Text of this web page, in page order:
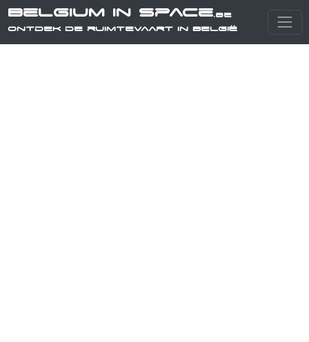
Belgium in Space.be
Ontdek de ruimtevaart in België